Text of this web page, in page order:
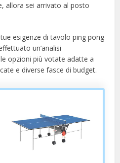
allora sei arrivato al posto
esigenze di tavolo ping pong
un’analisi
opzioni più votate adatte a
e diverse fasce di budget.